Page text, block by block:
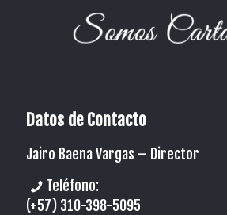
Datos de Contacto
Jairo Baena Vargas – Director
Teléfono:
(+57) 310-398-5095